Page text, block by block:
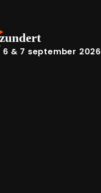
6 & 7 september 2026